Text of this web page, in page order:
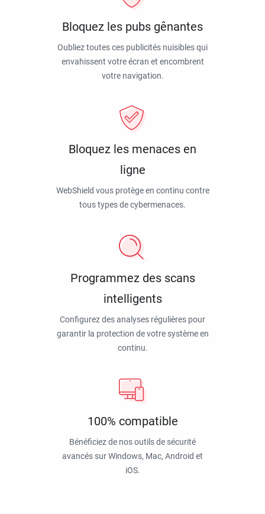
Bloquez les pubs gênantes
Oubliez toutes ces publicités nuisibles qui
envahissent votre écran et encombrent
votre navigation.
Bloquez les menaces en
ligne
WebShield vous protège en continu contre
tous types de cybermenaces.
Programmez des scans
intelligents
Configurez des analyses régulières pour
garantir la protection de votre système en
continu.
100% compatible
Bénéficiez de nos outils de sécurité
avancés sur Windows, Mac, Android et
iOS.